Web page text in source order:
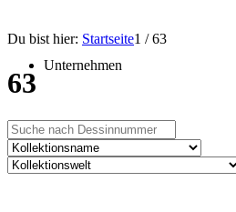
Unternehmen
Über Blöcker
Du bist hier: Startseite1 / 63
63